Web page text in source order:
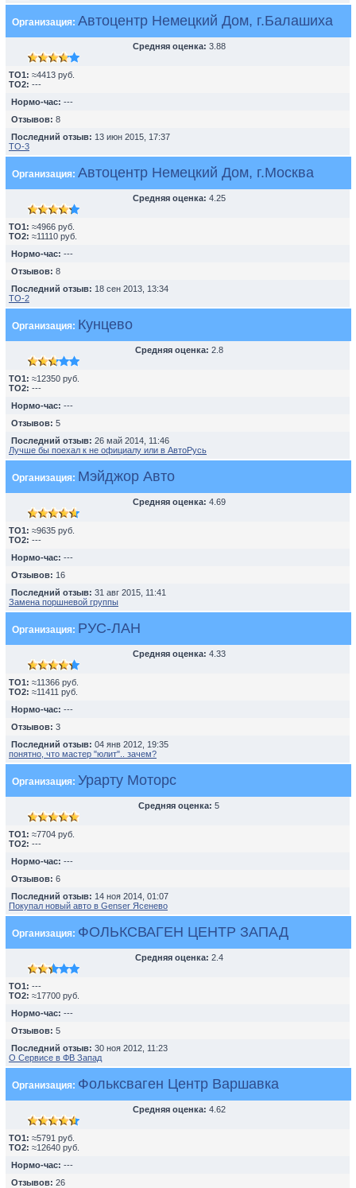
Организация: Автоцентр Немецкий Дом, г.Балашиха
Средняя оценка: 3.88
TO1: ≈4413 руб.
TO2: ---
Нормо-час: ---
Отзывов: 8
Последний отзыв: 13 июн 2015, 17:37
ТО-3
Организация: Автоцентр Немецкий Дом, г.Москва
Средняя оценка: 4.25
TO1: ≈4966 руб.
TO2: ≈11110 руб.
Нормо-час: ---
Отзывов: 8
Последний отзыв: 18 сен 2013, 13:34
TO-2
Организация: Кунцево
Средняя оценка: 2.8
TO1: ≈12350 руб.
TO2: ---
Нормо-час: ---
Отзывов: 5
Последний отзыв: 26 май 2014, 11:46
Лучше бы поехал к не официалу или в АвтоРусь
Организация: Мэйджор Авто
Средняя оценка: 4.69
TO1: ≈9635 руб.
TO2: ---
Нормо-час: ---
Отзывов: 16
Последний отзыв: 31 авг 2015, 11:41
Замена поршневой группы
Организация: РУС-ЛАН
Средняя оценка: 4.33
TO1: ≈11366 руб.
TO2: ≈11411 руб.
Нормо-час: ---
Отзывов: 3
Последний отзыв: 04 янв 2012, 19:35
понятно, что мастер "юлит".. зачем?
Организация: Урарту Моторс
Средняя оценка: 5
TO1: ≈7704 руб.
TO2: ---
Нормо-час: ---
Отзывов: 6
Последний отзыв: 14 ноя 2014, 01:07
Покупал новый авто в Genser Ясенево
Организация: ФОЛЬКСВАГЕН ЦЕНТР ЗАПАД
Средняя оценка: 2.4
TO1: ---
TO2: ≈17700 руб.
Нормо-час: ---
Отзывов: 5
Последний отзыв: 30 ноя 2012, 11:23
О Сервисе в ФВ Запад
Организация: Фольксваген Центр Варшавка
Средняя оценка: 4.62
TO1: ≈5791 руб.
TO2: ≈12640 руб.
Нормо-час: ---
Отзывов: 26